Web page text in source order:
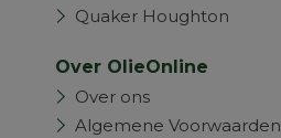
Quaker Houghton
Over OlieOnline
Over ons
Algemene Voorwaarden